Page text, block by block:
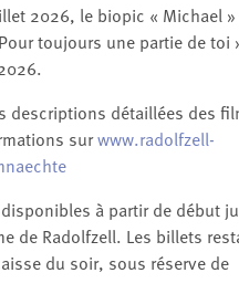
2026, le biopic « Michael
toujours une partie de toi
descriptions détaillées des
surwww.radolfzell-
à partir de début
de Radolfzell. Les billets
du soir, sous réserve de